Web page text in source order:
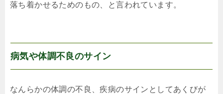
落ち着かせるためのもの、と言われています。
病気や体調不良のサイン
なんらかの体調の不良、疾病のサインとしてあくびが